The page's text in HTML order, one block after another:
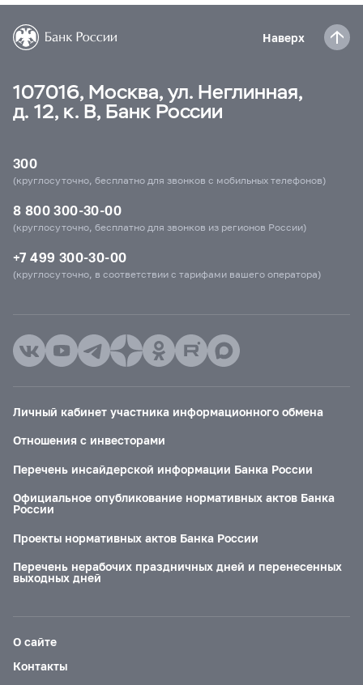
Наверх
107016, Москва, ул. Неглинная,
д. 12, к. В, Банк России
300
(круглосуточно, бесплатно для звонков с мобильных телефонов)
8 800 300-30-00
(круглосуточно, бесплатно для звонков из регионов России)
+7 499 300-30-00
(круглосуточно, в соответствии с тарифами вашего оператора)
Личный кабинет участника информационного обмена
Отношения с инвесторами
Перечень инсайдерской информации Банка России
Официальное опубликование нормативных актов Банка
России
Проекты нормативных актов Банка России
Перечень нерабочих праздничных дней и перенесенных
выходных дней
О сайте
Контакты